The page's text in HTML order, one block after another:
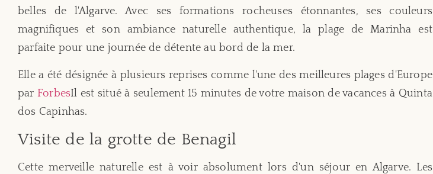
belles de l'Algarve. Avec ses formations rocheuses étonnantes, ses couleurs
magnifiques et son ambiance naturelle authentique, la plage de Marinha est
parfaite pour une journée de détente au bord de la mer.
Elle a été désignée à plusieurs reprises comme l'une des meilleures plages d'Europe
par ForbesIl est situé à seulement 15 minutes de votre maison de vacances à Quinta
dos Capinhas.
Visite de la grotte de Benagil
Cette merveille naturelle est à voir absolument lors d'un séjour en Algarve. Les